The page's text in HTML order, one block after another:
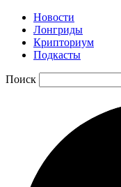
Новости
Лонгриды
Крипториум
Подкасты
Поиск